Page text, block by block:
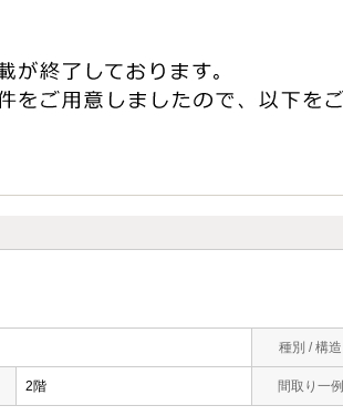
種別 / 構造
2階 間取り一例